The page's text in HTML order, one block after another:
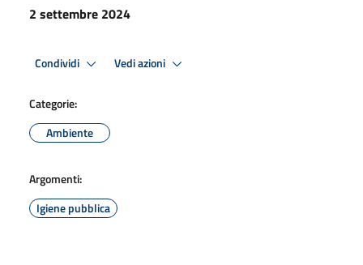
2 settembre 2024
Condividi Vedi azioni
Categorie:
Ambiente
Argomenti:
Igiene pubblica